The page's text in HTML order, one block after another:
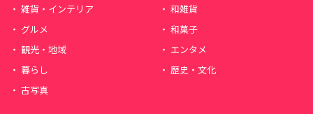
雑貨・インテリア
和雑貨
グルメ
和菓子
観光・地域
エンタメ
暮らし
歴史・文化
古写真